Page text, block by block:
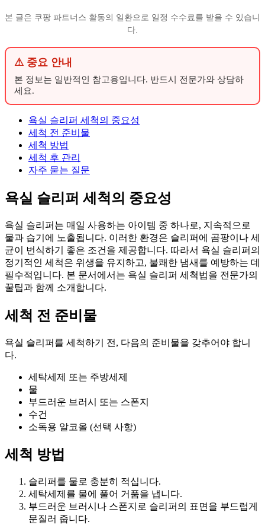
본 글은 쿠팡 파트너스 활동의 일환으로 일정 수수료를 받을 수 있습니
다.
⚠ 중요 안내
본 정보는 일반적인 참고용입니다. 반드시 전문가와 상담하
세요.
욕실 슬리퍼 세척의 중요성
세척 전 준비물
세척 방법
세척 후 관리
자주 묻는 질문
욕실 슬리퍼 세척의 중요성
욕실 슬리퍼는 매일 사용하는 아이템 중 하나로, 지속적으로
물과 습기에 노출됩니다. 이러한 환경은 슬리퍼에 곰팡이나 세
균이 번식하기 좋은 조건을 제공합니다. 따라서 욕실 슬리퍼의
정기적인 세척은 위생을 유지하고, 불쾌한 냄새를 예방하는 데
필수적입니다. 본 문서에서는 욕실 슬리퍼 세척법을 전문가의
꿀팁과 함께 소개합니다.
세척 전 준비물
욕실 슬리퍼를 세척하기 전, 다음의 준비물을 갖추어야 합니
다.
세탁세제 또는 주방세제
물
부드러운 브러시 또는 스폰지
수건
소독용 알코올 (선택 사항)
세척 방법
슬리퍼를 물로 충분히 적십니다.
세탁세제를 물에 풀어 거품을 냅니다.
부드러운 브러시나 스폰지로 슬리퍼의 표면을 부드럽게
문질러 줍니다.